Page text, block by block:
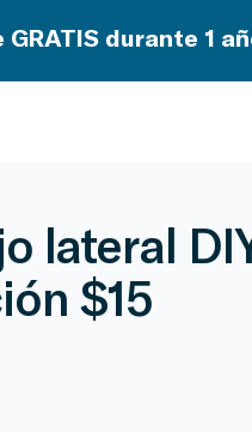
durante 1
lateral
$15